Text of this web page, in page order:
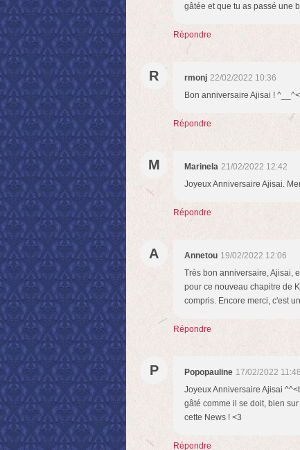
gâtée et que tu as passé une
Répondre
R rmonj 22/02/2022 10:36
Bon anniversaire Ajisai !
Répondre
M Marinela 21/02/2022 12:42
Joyeux Anniversaire Ajisai.
Répondre
A Annetou 19/02/2022 12:06
Très bon anniversaire, Ajisai,
pour ce nouveau chapitre de
compris. Encore merci, c'est
Répondre
P Popopauline 17/02/2022 11:48
Joyeux Anniversaire Ajisai
gâté comme il se doit, bien
cette News ! <3
Répondre